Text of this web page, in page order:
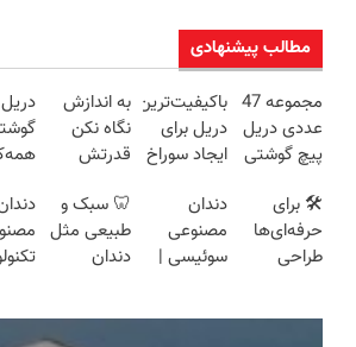
مطالب پیشنهادی
مجموعه 47
عددی دریل
پیچ گوشتی
(تخفیف به
مدت
محدود)
باکیفیت‌ترین
دریل برای
ایجاد سوراخ
به اندازش
نگاه نکن
قدرتش
😉 (پرداخت
درب
منزل+گارانتی
قیمت
🛠️ برای
حرفه‌ای‌ها
طراحی
دندان
مصنوعی
سوئیسی |
🦷 سبک و
طبیعی مثل
دندان